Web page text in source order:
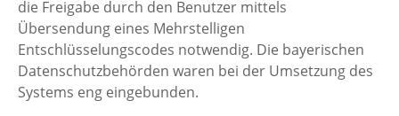
die Freigabe durch den Benutzer mittels
Übersendung eines Mehrstelligen
Entschlüsselungscodes notwendig. Die bayerischen
Datenschutzbehörden waren bei der Umsetzung des
Systems eng eingebunden.